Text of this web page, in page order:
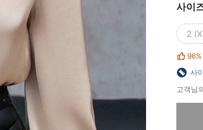
사이
2
96%
사
고객님